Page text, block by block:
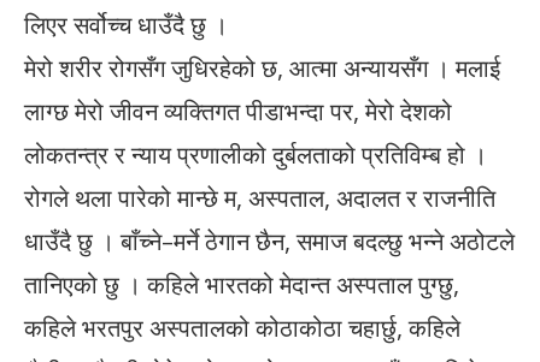
लिएर सर्वोच्च धाउँदै छु ।
मेरो शरीर रोगसँग जुधिरहेको छ, आत्मा अन्यायसँग । मलाई
लाग्छ मेरो जीवन व्यक्तिगत पीडाभन्दा पर, मेरो देशको
लोकतन्त्र र न्याय प्रणालीको दुर्बलताको प्रतिविम्ब हो ।
रोगले थला पारेको मान्छे म, अस्पताल, अदालत र राजनीति
धाउँदै छु । बाँच्ने–मर्ने ठेगान छैन, समाज बदल्छु भन्ने अठोटले
तानिएको छु । कहिले भारतको मेदान्त अस्पताल पुग्छु,
कहिले भरतपुर अस्पतालको कोठाकोठा चहार्छु, कहिले